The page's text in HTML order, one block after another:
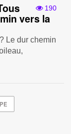
190
vers la
Le dur chemin